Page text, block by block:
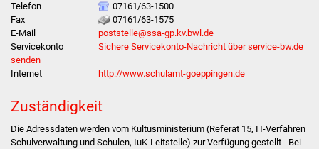
Stellenangebote
Ortsrecht
Telefon
07161/63-1500
Fax
07161/63-1575
E-Mail
poststelle@ssa-gp.kv.bwl.de
Servicekonto
Sichere Servicekonto-Nachricht über service-bw.de
senden
Internet
http://www.schulamt-goeppingen.de
Zuständigkeit
Die Adressdaten werden vom Kultusministerium (Referat 15, IT-Verfahren
Schulverwaltung und Schulen, IuK-Leitstelle) zur Verfügung gestellt - Bei